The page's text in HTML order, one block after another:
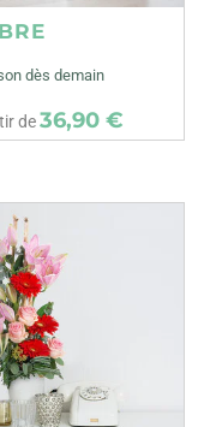
dès demain
de36,90 €